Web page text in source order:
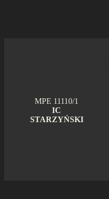
MPE 11110/1
IC
STARZYŃSKI